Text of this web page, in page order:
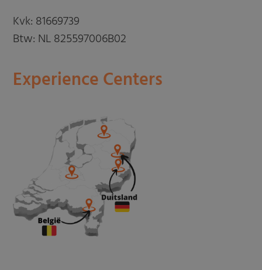
Kvk: 81669739
Btw: NL 825597006B02
Experience Centers